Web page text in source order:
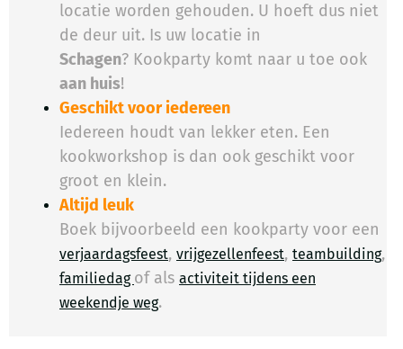
locatie worden gehouden. U hoeft dus niet
de deur uit. Is uw locatie in
Schagen? Kookparty komt naar u toe ook
aan huis!
Geschikt voor iedereen
Iedereen houdt van lekker eten. Een
kookworkshop is dan ook geschikt voor
groot en klein.
Altijd leuk
Boek bijvoorbeeld een kookparty voor een
verjaardagsfeest, vrijgezellenfeest, teambuilding,
familiedag of als activiteit tijdens een
weekendje weg.